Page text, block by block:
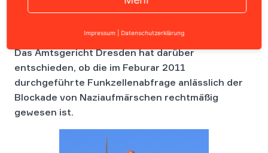
Das Amtsgericht Dresden hat darüber
entschieden, ob die im Feburar 2011
durchgeführte Funkzellenabfrage anlässlich der
Blockade von Naziaufmärschen rechtmäßig
gewesen ist.
Impressum Datenschutzerklärung